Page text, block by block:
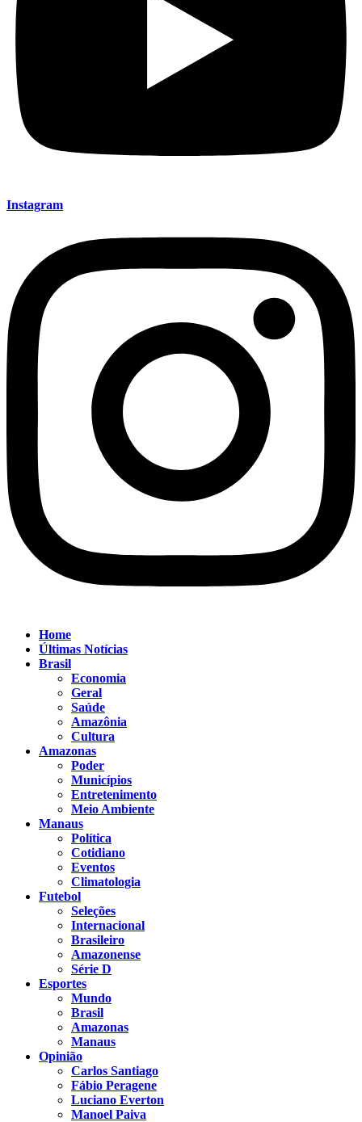
Instagram
Home
Últimas Notícias
Brasil
Economia
Geral
Saúde
Amazônia
Cultura
Amazonas
Poder
Municípios
Entretenimento
Meio Ambiente
Manaus
Política
Cotidiano
Eventos
Climatologia
Futebol
Seleções
Internacional
Brasileiro
Amazonense
Série D
Esportes
Mundo
Brasil
Amazonas
Manaus
Opinião
Carlos Santiago
Fábio Peragene
Luciano Everton
Manoel Paiva